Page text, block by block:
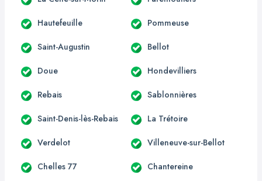
Hautefeuille Pommeuse
Saint-Augustin Bellot
Doue Hondevilliers
Rebais Sablonnières
Saint-Denis-lès-Rebais La Trétoire
Verdelot Villeneuve-sur-Bellot
Chelles 77 Chantereine